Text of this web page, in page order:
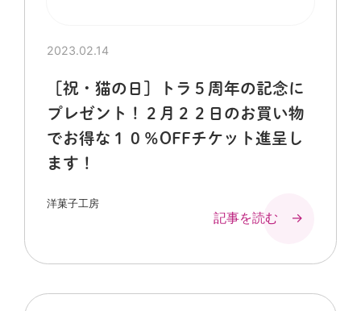
2023.02.14
［祝・猫の日］トラ５周年の記念に
プレゼント！２月２２日のお買い物
でお得な１０％OFFチケット進呈し
ます！
洋菓子工房
記事を読む →